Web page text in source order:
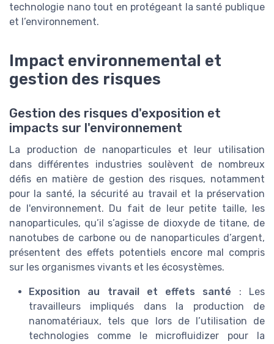
technologie nano tout en protégeant la santé publique
et l’environnement.
Impact environnemental et
gestion des risques
Gestion des risques d'exposition et
impacts sur l'environnement
La production de nanoparticules et leur utilisation
dans différentes industries soulèvent de nombreux
défis en matière de gestion des risques, notamment
pour la santé, la sécurité au travail et la préservation
de l'environnement. Du fait de leur petite taille, les
nanoparticules, qu’il s’agisse de dioxyde de titane, de
nanotubes de carbone ou de nanoparticules d’argent,
présentent des effets potentiels encore mal compris
sur les organismes vivants et les écosystèmes.
Exposition au travail et effets santé : Les
travailleurs impliqués dans la production de
nanomatériaux, tels que lors de l’utilisation de
technologies comme le microfluidizer pour la